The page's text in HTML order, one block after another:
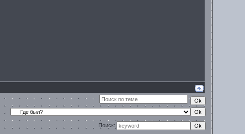
Поиск: